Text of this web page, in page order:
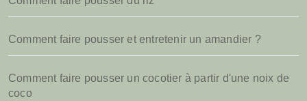
Comment faire pousser et entretenir un amandier ?
Comment faire pousser un cocotier à partir d'une noix de
coco